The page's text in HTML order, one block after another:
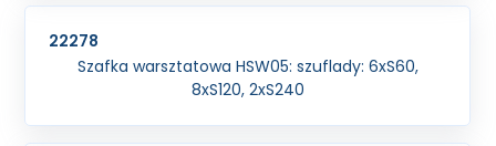
22278
Szafka warsztatowa HSW05: szuflady: 6xS60,
8xS120, 2xS240